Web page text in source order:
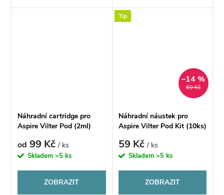
disponuje základním
Náhradní cartridge pro
Aspire Vilter Pod (2ml)
od 99 Kč/ ks
Skladem>5 ks
ZOBRAZIT
Tip
69 Kč
–14 %
Náhradní náustek pro
Aspire Vilter Pod Kit (10ks)
59 Kč/ ks
Skladem >5 ks
ZOBRAZIT